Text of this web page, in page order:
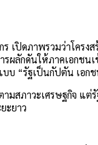
เปิดภาพรวมว่าโค
ลักดันให้ภาคเอกช
บบ “รัฐเป็นกัปตัน เอก
สภาวะเศรษฐกิจ แ
ะยาว